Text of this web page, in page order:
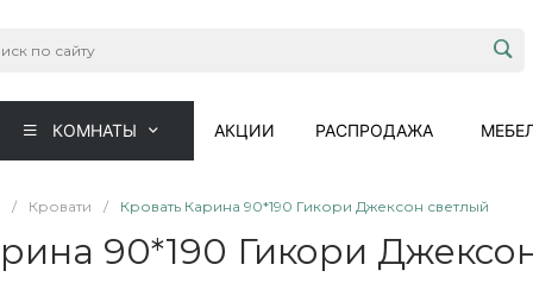
КОМНАТЫ АКЦИИ РАСПРОДАЖА
/ Кровати / Кровать Карина 90*190 Гикори Джексон светлый
90*190 Гикори